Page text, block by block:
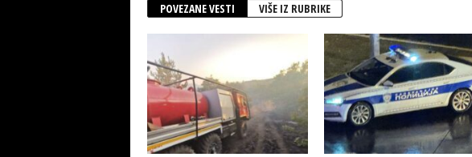
POVEZANE VESTI VIŠE IZ RUBRIKE